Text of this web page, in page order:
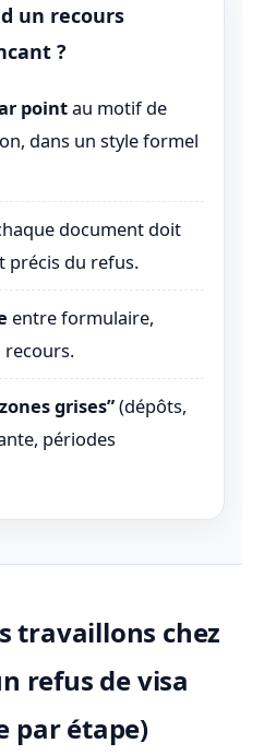
un recours
?
pointau motif de
dans un style formel
document doit
précis du refus.
entre formulaire,
recours.
grises”(dépôts,
périodes
travaillons chez
refus de visa
par étape)